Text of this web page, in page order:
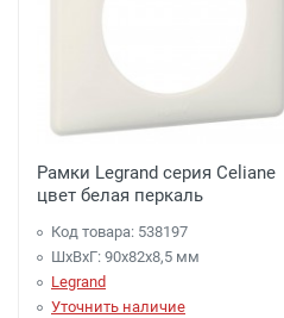
Рамки Legrand серия Celiane
цвет белая перкаль
Код товара: 538197
ШхВхГ: 90x82x8,5 мм
Legrand
Уточнить наличие